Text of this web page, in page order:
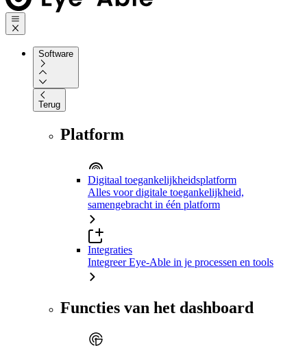
Software
Terug
Platform
Digitaal toegankelijkheidsplatform
Alles voor digitale toegankelijkheid,
samengebracht in één platform
Integraties
Integreer Eye-Able in je processen en tools
Functies van het dashboard